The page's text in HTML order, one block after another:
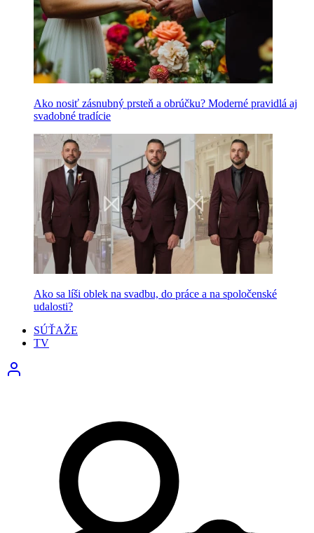
Ako nosiť zásnubný prsteň a obrúčku? Moderné pravidlá aj
svadobné tradície
Ako sa líši oblek na svadbu, do práce a na spoločenské
udalosti?
SÚŤAŽE
TV